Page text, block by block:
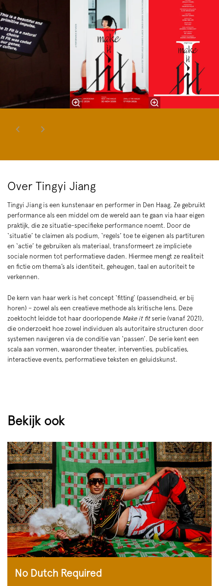
Over Tingyi Jiang
Tingyi Jiang is een kunstenaar en performer in Den Haag. Ze gebruikt
performance als een middel om de wereld aan te gaan via haar eigen
praktijk, die ze situatie-specifieke performance noemt. Door de
‘situatie’ te claimen als podium, ‘regels’ toe te eigenen als partituren
en ‘actie’ te gebruiken als materiaal, transformeert ze impliciete
sociale normen tot performatieve daden. Hiermee mengt ze realiteit
en fictie om thema’s als identiteit, geheugen, taal en autoriteit te
verkennen.
De kern van haar werk is het concept ‘fitting’ (passendheid, er bij
horen) – zowel als een creatieve methode als kritische lens. Deze
zoektocht leidde tot haar doorlopende Make it fitserie (vanaf 2021),
die onderzoekt hoe zowel individuen als autoritaire structuren door
systemen navigeren via de conditie van ‘passen’. De serie kent een
scala aan vormen, waaronder theater, interventies, publicaties,
interactieve events, performatieve teksten en geluidskunst.
Bekijk ook
No Dutch Required